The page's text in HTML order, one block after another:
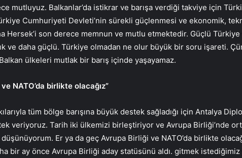
mutluyuz. Balkanlar’da istikrar ve barışa verdiği takviye için
Cumhuriyeti Devleti’nin sürekli güçlenmesi ve ekonomik,
Hersek’i son derece memnun ve mutlu etmektedir. Güçlü Türkiye
ve daha güçlü. Türkiye olmadan ne olur büyük bir soru işareti.
ülkeleri mutlak bir barış içinde yaşayamaz.
NATO’da birlikte olacağız”
tüm bölge barışına büyük destek sağladığı için Antalya
veriyoruz. Tarih iki ülkemizi birleştiriyor ve Avrupa Birliği’nde
Er ya da geç Avrupa Birliği ve NATO’da birlikte
bir ay önce Avrupa Birliği aday statüsünü aldı. gitmek